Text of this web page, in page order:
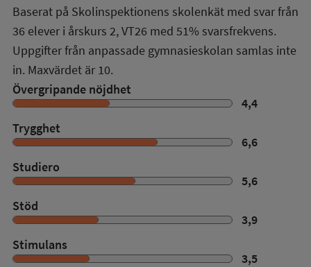
Baserat på Skolinspektionens skolenkät med svar från
36 elever i årskurs 2,VT26 med 51% svarsfrekvens.
Uppgifter från anpassade gymnasieskolan samlas inte
in. Maxvärdet är 10.
Övergripande nöjdhet
4,4
Trygghet
6,6
Studiero
5,6
Stöd
3,9
Stimulans
3,5